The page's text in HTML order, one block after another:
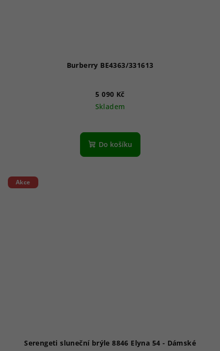
Burberry BE4363/331613
5 090 Kč
Skladem
Do košíku
Akce
Serengeti sluneční brýle 8846 Elyna 54 - Dámské